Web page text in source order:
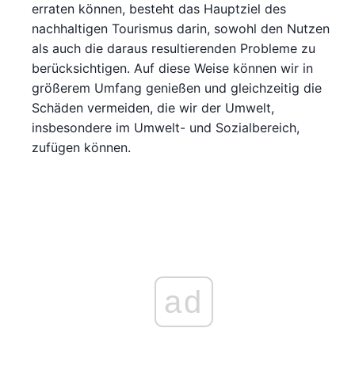
erraten können, besteht das Hauptziel des
nachhaltigen Tourismus darin, sowohl den Nutzen
als auch die daraus resultierenden Probleme zu
berücksichtigen. Auf diese Weise können wir in
größerem Umfang genießen und gleichzeitig die
Schäden vermeiden, die wir der Umwelt,
insbesondere im Umwelt- und Sozialbereich,
zufügen können.
ad